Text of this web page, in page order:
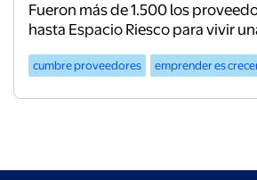
Fueron más de 1.500 los
hasta Espacio Riesco para vivir
cumbre proveedores emprender es